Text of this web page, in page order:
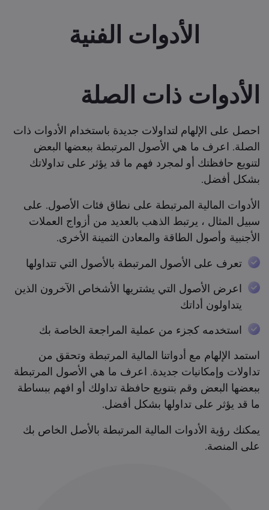
الأدوات الفنية
الأدوات ذات الصلة
احصل على الإلهام لتداولات جديدة باستخدام الأدوات ذات
الصلة. اعرف ما هي الأصول المرتبطة ببعضها البعض
لتنويع حافظتك أو لمجرد فهم ما قد يؤثر على تداولاتك
بشكل أفضل.
الأدوات المالية المرتبطة على نطاق فئات الأصول. على
سبيل المثال ، يرتبط الذهب بالعديد من أزواج العملات
الأجنبية وأصول الطاقة والمعادن الثمينة الأخرى.
تعرف على الأصول المرتبطة بالأصول التي تتداولها
اعرض الأصول التي يشتريها الأشخاص الآخرون الذين
يتداولون أداتك
استخدمه كجزء من عملية المراجعة الخاصة بك
استمد الإلهام مع أدواتنا المالية المرتبطة وتحقق من
تداولات وإمكانيات جديدة. اعرف ما هي الأصول المرتبطة
ببعضها البعض وقم بتنويع حافظة تداولك أو افهم ببساطة
ما قد يؤثر على تداولها بشكل أفضل.
يمكنك رؤية الأدوات المالية المرتبطة بالأصل الخاص بك
على المنصة.